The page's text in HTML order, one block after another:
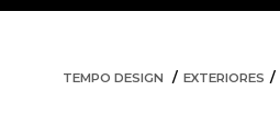
TEMPO DESIGN EXTERIORES